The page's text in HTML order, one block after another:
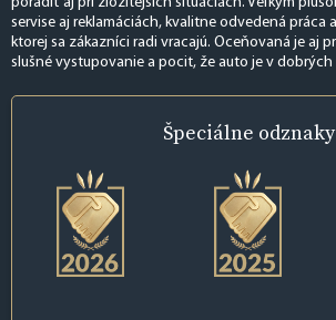
servise aj reklamáciách, kvalitne odvedená práca
ktorej sa zákazníci radi vracajú. Oceňovaná je aj
slušné vystupovanie a pocit, že auto je v dobrých
Špeciálne odznaky